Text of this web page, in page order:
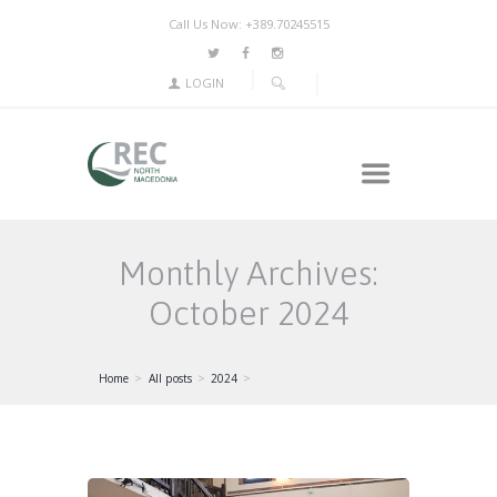
Call Us Now: +389.70245515
LOGIN
Monthly Archives:
October 2024
Home All posts 2024